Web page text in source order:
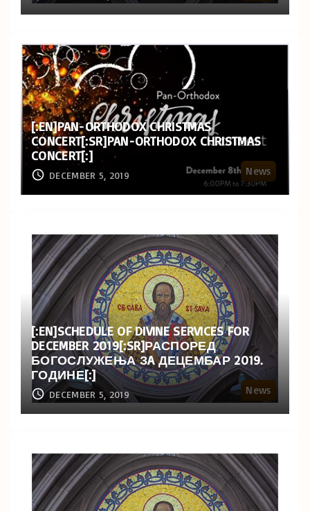
News
[:EN]PAN-ORTHODOX CHRISTMAS
CONCERT[:SR]PAN-ORTHODOX CHRISTMAS
CONCERT[:]
DECEMBER 5, 2019
News
[:EN]SCHEDULE OF DIVINE SERVICES FOR
DECEMBER 2019[:SR]РАСПОРЕД
БОГОСЛУЖЕЊА ЗA ДЕЦЕМБАР 2019.
ГОДИНЕ[:]
DECEMBER 5, 2019